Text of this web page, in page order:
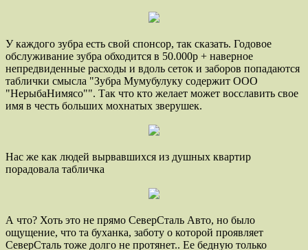
У каждого зубра есть свой спонсор, так сказать. Годовое
обслуживание зубра обходится в 50.000р + наверное
непредвиденные расходы и вдоль сеток и заборов попадаются
таблички смысла "Зубра Мумубулуку содержит ООО
"НерыбаНимясо"". Так что кто желает может восславить свое
имя в честь больших мохнатых зверушек.
Нас же как людей вырвавшихся из душных квартир
порадовала табличка
А что? Хоть это не прямо СеверСталь Авто, но было
ощущение, что та буханка, заботу о которой проявляет
СеверСталь тоже долго не протянет.. Ее бедную только